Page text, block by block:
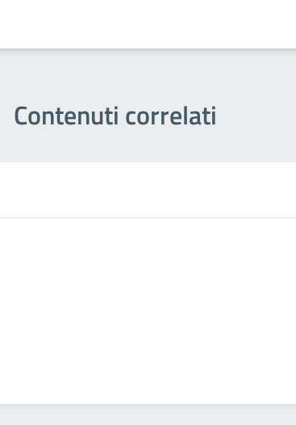
Contenuti correlati